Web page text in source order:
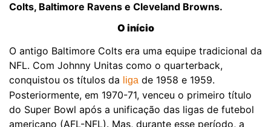
Colts, Baltimore Ravens e Cleveland Browns.
O início
O antigo Baltimore Colts era uma equipe tradicional da
NFL. Com Johnny Unitas como o quarterback,
conquistou os títulos da
liga de 1958 e 1959.
Posteriormente, em 1970-71, venceu o primeiro título
do Super Bowl após a unificação das ligas de futebol
americano (AFL-NFL). Mas, durante esse período, a